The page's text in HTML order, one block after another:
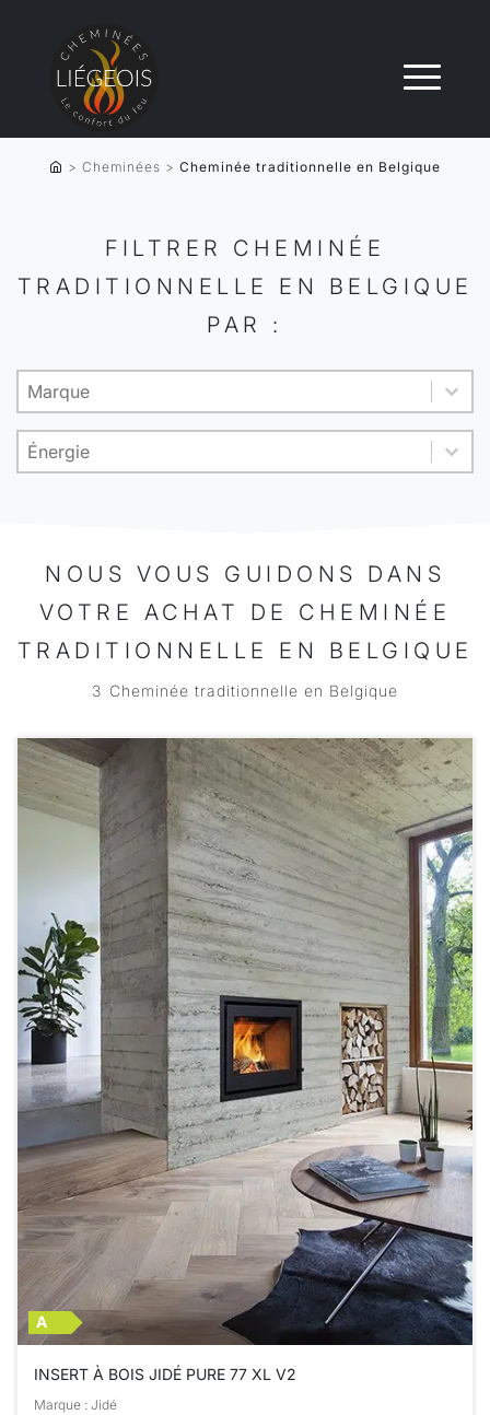
> Cheminées > Cheminée traditionnelle en Belgique
FILTRER CHEMINÉE
TRADITIONNELLE EN BELGIQUE
PAR :
Product brand
Sélectionnez le contenu
Sélectionnez le contenu
Energy
Sélectionnez le contenu
Sélectionnez le contenu
NOUS VOUS GUIDONS DANS
VOTRE ACHAT DE CHEMINÉE
TRADITIONNELLE EN BELGIQUE
3 Cheminée traditionnelle en Belgique
A
INSERT À BOIS JIDÉ PURE 77 XL V2
Marque : Jidé